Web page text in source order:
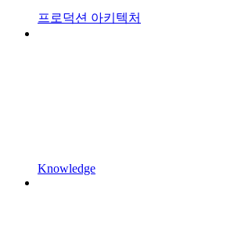
프로덕션 아키텍처
Knowledge